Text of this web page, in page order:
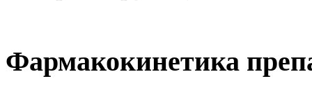
Фармакокинетика